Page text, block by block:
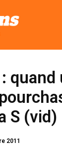
quand
S (vid)
2011